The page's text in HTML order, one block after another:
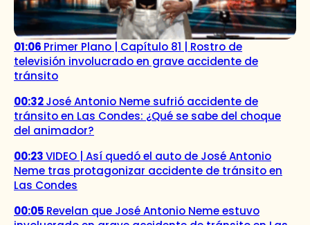
01:06 Primer Plano | Capítulo 81 | Rostro de
televisión involucrado en grave accidente de
tránsito
00:32José Antonio Neme sufrió accidente de
tránsito en Las Condes: ¿Qué se sabe del choque
del animador?
00:23VIDEO | Así quedó el auto de José Antonio
Neme tras protagonizar accidente de tránsito en
Las Condes
00:05 Revelan que José Antonio Neme estuvo